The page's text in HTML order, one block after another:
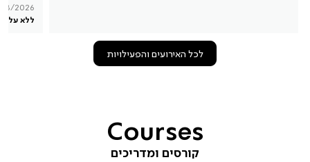
2026
ללא עלות
לכל האירועים והפעילויות
Courses
קורסים ומדריכים